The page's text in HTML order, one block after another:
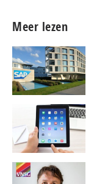
Meer lezen